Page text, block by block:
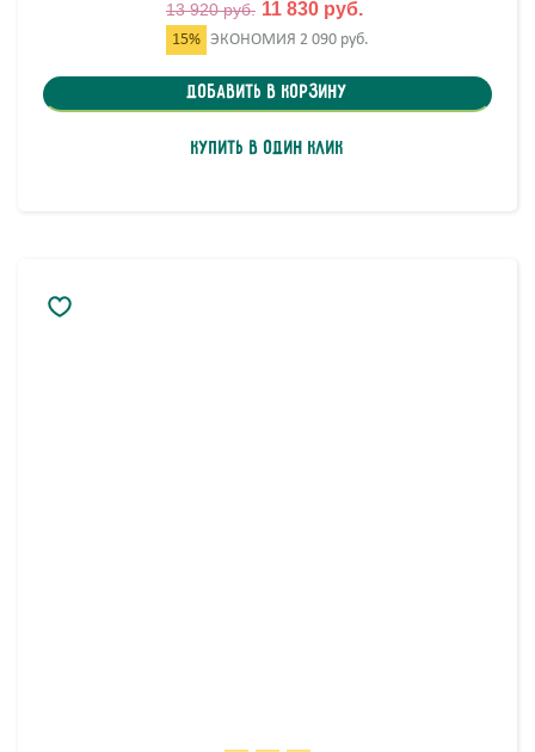
13 920 руб. 11 830 руб.
15% ЭКОНОМИЯ 2 090 руб.
Добавить в корзину
Купить в один клик